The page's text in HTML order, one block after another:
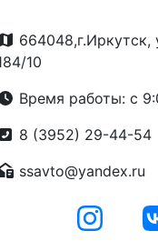
10
Время работы: с
8 (3952) 29-44-54
ssavto@yandex.ru